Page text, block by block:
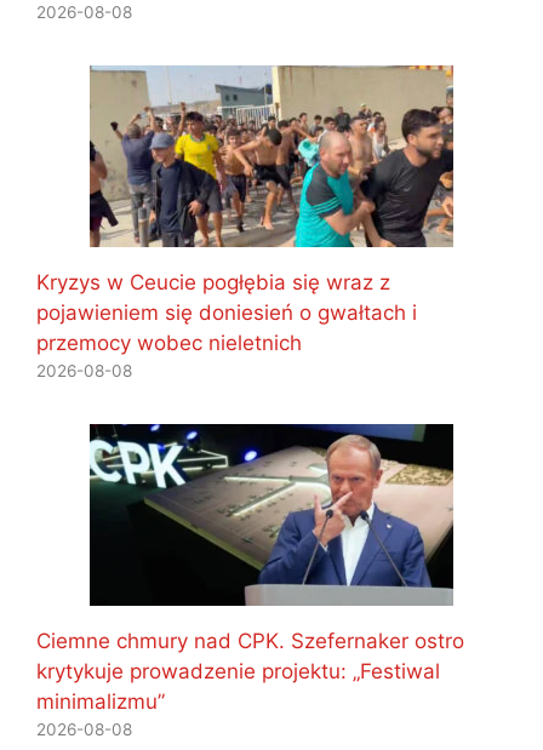
2026-08-08
Kryzys w Ceucie pogłębia się wraz z
pojawieniem się doniesień o gwałtach i
przemocy wobec nieletnich
2026-08-08
Ciemne chmury nad CPK. Szefernaker ostro
krytykuje prowadzenie projektu: „Festiwal
minimalizmu”
2026-08-08